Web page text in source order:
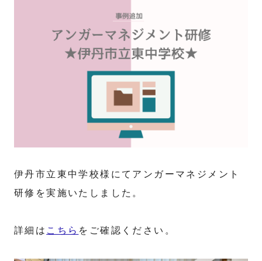
伊丹市立東中学校様にてアンガーマネジメント
研修を実施いたしました。
詳細は こちら をご確認ください。